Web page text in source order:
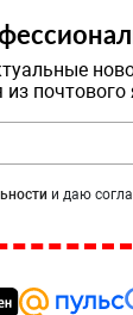
из
и даю